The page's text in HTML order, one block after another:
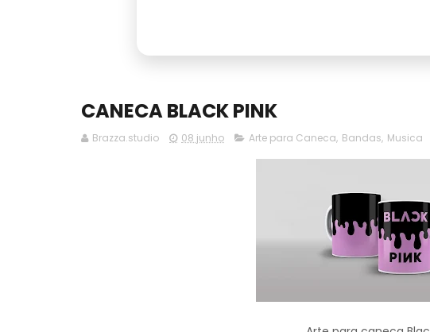
CANECA BLACK PINK
Brazza.studio 08 junho Arte para Caneca, Bandas, Musica